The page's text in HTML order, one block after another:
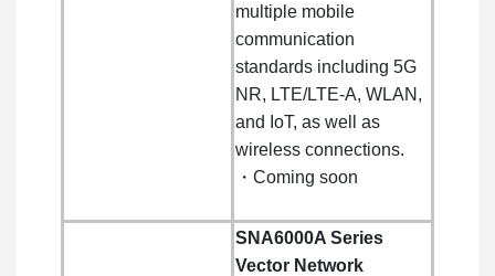
multiple mobile
communication
standards including 5G
NR, LTE/LTE-A, WLAN,
and IoT, as well as
wireless connections.
・Coming soon
SNA6000A Series
Vector Network